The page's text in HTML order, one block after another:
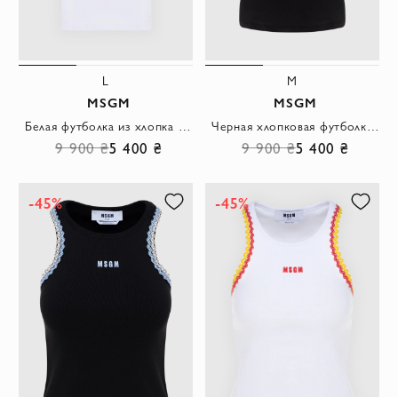
L
MSGM
Белая футболка из хлопка с черной вышивкой логотипа бренда
9 900 ₴5 400 ₴
M
MSGM
Черная хлопковая футболка с маленьким белым логотипом
9 900 ₴5 400 ₴
-45% -45%